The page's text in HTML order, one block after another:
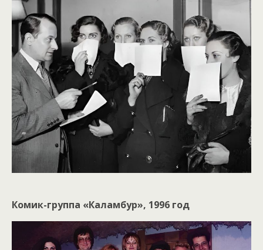
Комик-группа «Каламбур», 1996 год